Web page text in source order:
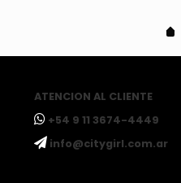
ATENCION AL CLIENTE
ㅤ+54 9 11 3674-4449
ㅤinfo@citygirl.com.ar